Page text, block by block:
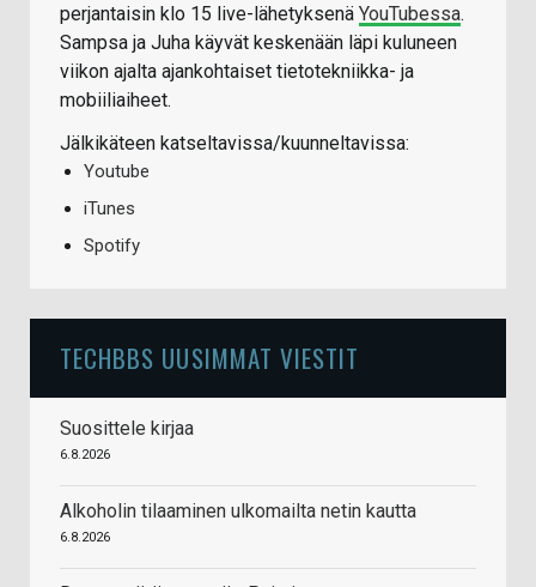
perjantaisin klo 15 live-lähetyksenä YouTubessa.
Sampsa ja Juha käyvät keskenään läpi kuluneen
viikon ajalta ajankohtaiset tietotekniikka- ja
mobiiliaiheet.
Jälkikäteen katseltavissa/kuunneltavissa:
Youtube
iTunes
Spotify
TECHBBS UUSIMMAT VIESTIT
Suosittele kirjaa
6.8.2026
Alkoholin tilaaminen ulkomailta netin kautta
6.8.2026